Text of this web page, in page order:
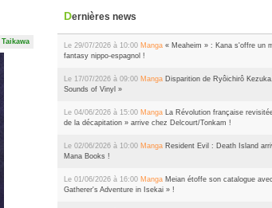
Taikawa
Dernières news
Le 29/07/2026 à 10:00 Manga « Meaheim » : Kana s'offre un
fantasy nippo-espagnol !
Le 17/07/2026 à 09:00 Manga Disparition de Ryôichirô
Sounds of Vinyl »
Le 04/06/2026 à 15:00 Manga La Révolution française
de la décapitation » arrive chez Delcourt/Tonkam !
Le 02/06/2026 à 10:00 Manga Resident Evil : Death Island
Mana Books !
Le 01/06/2026 à 16:00 Manga Meian étoffe son catalogue
Gatherer's Adventure in Isekai » !